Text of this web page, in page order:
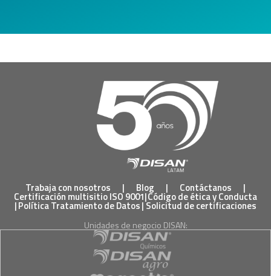
Trabaja con nosotros | Blog | Contáctanos |
Certificación multisitio ISO 9001|Código de ética y Conducta
|Política Tratamiento de Datos|Solicitud de certificaciones
Unidades de negocio DISAN: